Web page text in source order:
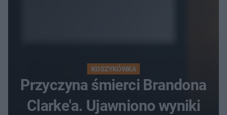
KOSZYKÓWKA
Przyczyna śmierci Brandona
Clarke'a. Ujawniono wyniki